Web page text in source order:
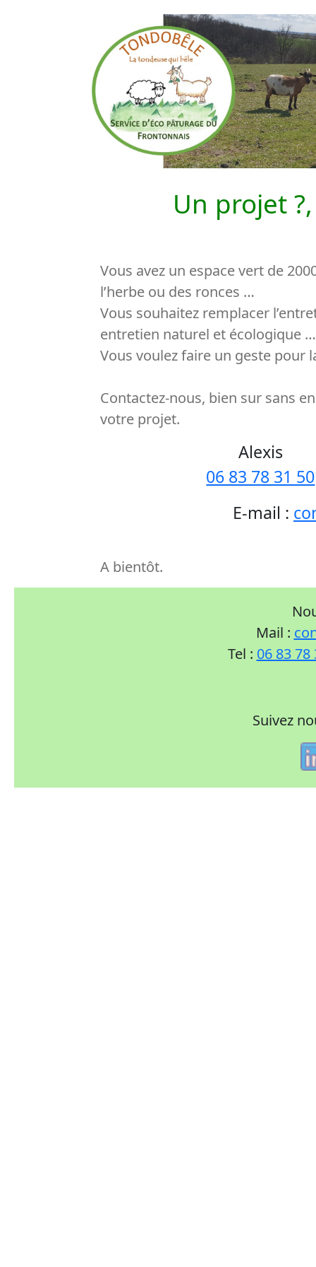
Un projet
Vous avez un espace vert de
l’herbe ou des ronces …
Vous souhaitez remplacer
entretien naturel et écologique …
Vous voulez faire un geste pour
Contactez-nous, bien sur sans
votre projet.
Alexis
06 83 78 31 50
E-mail :
A bientôt.
Mail :
Tel : 06 83
Suivez